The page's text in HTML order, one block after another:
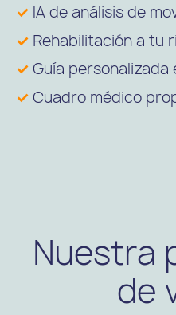
✓ IA de análisis de
✓ Rehabilitación a tu
✓Guía personalizada
✓Cuadro médico
Nuestra
de